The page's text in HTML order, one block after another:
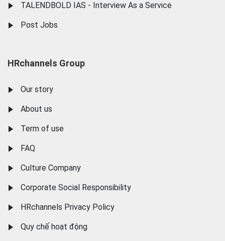
TALENDBOLD IAS - Interview As a Service
Post Jobs
HRchannels Group
Our story
About us
Term of use
FAQ
Culture Company
Corporate Social Responsibility
HRchannels Privacy Policy
Quy chế hoạt động